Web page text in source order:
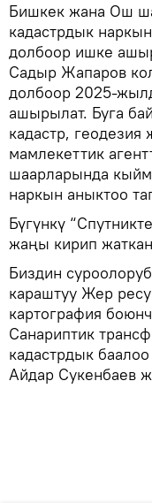
Бишкек жана Ош
кадастрдык
долбоор ишке
Садыр Жапаров
долбоор 2025-
ашырылат. Буга
кадастр,
мамлекеттик
шаарларында
наркын аныктоо
Бүгүнкү
жаңы кирип
Биздин
караштуу Жер
картография
Санариптик
кадастрдык
Айдар Сукенбаев